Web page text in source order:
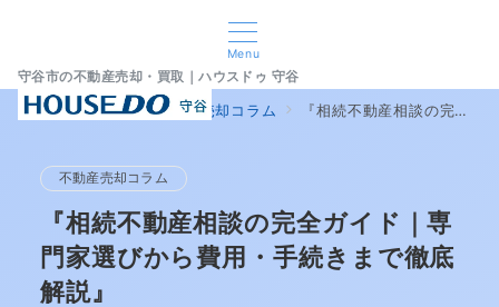
Menu
守谷市の不動産売却・買取｜ハウスドゥ 守谷
home ブログ 不動産売却コラム 『相続不動産相談の完全ガイド｜専門家選びから費用・手続きまで徹底解説』
不動産売却コラム
『相続不動産相談の完全ガイド｜専
門家選びから費用・手続きまで徹底
解説』